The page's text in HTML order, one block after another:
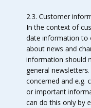
2.3. Customer
In the context of
date information to
about news and
information should
general
concerned and e.g.
or important
can do this only by